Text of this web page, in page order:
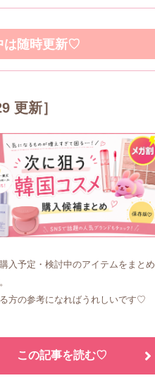
は随時更新♡
更新］
入予定・検討中のアイテムをまとめ
方の参考になればうれしいです♡
この記事を読む♡